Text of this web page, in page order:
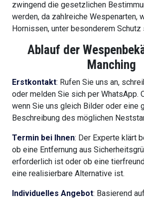
zwingend die gesetzlichen
werden, da zahlreiche Wespenarten,
Hornissen, unter besonderem Schutz
Ablauf der
Manching
Erstkontakt: Rufen Sie uns an,
oder melden Sie sich per WhatsApp.
wenn Sie uns gleich Bilder oder eine
Beschreibung des möglichen
Termin bei Ihnen: Der Experte klärt
ob eine Entfernung aus
erforderlich ist oder ob eine
eine realisierbare Alternative ist.
Individuelles Angebot: Basierend